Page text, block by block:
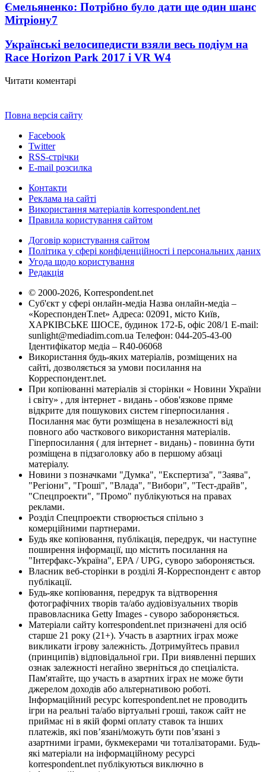
Ємельяненко: Потрібно було дати ще один шанс
Мітріону7
Українські велосипедисти взяли весь подіум на
Race Horizon Park 2017 і VR W4
Читати коментарі
Повна версія сайту
Facebook
Twitter
RSS-стрічки
E-mail розсилка
Контакти
Реклама на сайті
Використання матеріалів korrespondent.net
Правила користування сайтом
Договір користування сайтом
Політика у сфері конфіденційності і персональних даних
Угода щодо користування
Редакція
© 2000-2026, Korrespondent.net
Суб'єкт у сфері онлайн-медіа Назва онлайн-медіа –
«КореспонденТ.net» Адреса: 02091, місто Київ,
ХАРКІВСЬКЕ ШОСЕ, будинок 172-Б, офіс 208/1 E-mail:
sunlight@mediadim.com.ua Телефон: 044-205-43-00
Ідентифікатор медіа – R40-06068
Використання будь-яких матеріалів, розміщених на
сайті, дозволяється за умови посилання на
Корреспондент.net.
При копіюванні матеріалів зі сторінки « Новини України
і світу» , для інтернет - видань - обов'язкове пряме
відкрите для пошукових систем гіперпосилання .
Посилання має бути розміщена в незалежності від
повного або часткового використання матеріалів.
Гіперпосилання ( для інтернет - видань) - повинна бути
розміщена в підзаголовку або в першому абзаці
матеріалу.
Новини з позначками "Думка", "Експертиза", "Заява",
"Регіони", "Гроші", "Влада", "Вибори", "Тест-драйв",
"Спецпроекти", "Промо" публікуються на правах
реклами.
Розділ Спецпроекти створюється спільно з
комерційними партнерами.
Будь яке копіювання, публікація, передрук, чи наступне
поширення інформації, що містить посилання на
"Інтерфакс-Україна", EPA / UPG, суворо забороняється.
Власник веб-сторінки в розділі Я-Корреспондент є автор
публікації.
Будь-яке копіювання, передрук та відтворення
фотографічних творів та/або аудіовізуальних творів
правовласника Getty Images - суворо забороняється.
Матеріали сайту korrespondent.net призначені для осіб
старше 21 року (21+). Участь в азартних іграх може
викликати ігрову залежність. Дотримуйтесь правил
(принципів) відповідальної гри. При виявленні перших
ознак залежності негайно зверніться до спеціаліста.
Пам'ятайте, що участь в азартних іграх не може бути
джерелом доходів або альтернативою роботі.
Інформаційний ресурс korrespondent.net не проводить
ігри на реальні та/або віртуальні гроші, також сайт не
приймає ні в якій формі оплату ставок та інших
платежів, які пов’язані/можуть бути пов’язані з
азартними іграми, букмекерами чи тоталізаторами. Будь-
які матеріали на інформаційному ресурсі
korrespondent.net публікуються виключно в